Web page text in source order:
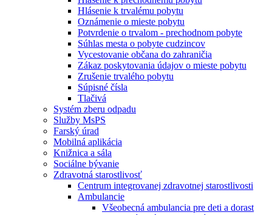
Hlásenie k trvalému pobytu
Oznámenie o mieste pobytu
Potvrdenie o trvalom - prechodnom pobyte
Súhlas mesta o pobyte cudzincov
Vycestovanie občana do zahraničia
Zákaz poskytovania údajov o mieste pobytu
Zrušenie trvalého pobytu
Súpisné čísla
Tlačivá
Systém zberu odpadu
Služby MsPS
Farský úrad
Mobilná aplikácia
Knižnica a sála
Sociálne bývanie
Zdravotná starostlivosť
Centrum integrovanej zdravotnej starostlivosti
Ambulancie
Všeobecná ambulancia pre deti a dorast